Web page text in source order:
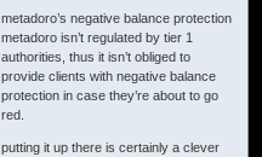
metadoro’s negative balance protection
metadoro isn’t regulated by tier 1
authorities, thus it isn’t obliged to
provide clients with negative balance
protection in case they’re about to go
red.
putting it up there is certainly a clever